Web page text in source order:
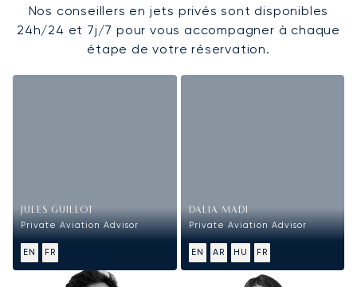
Nos conseillers en jets privés sont disponibles
24h/24 et 7j/7 pour vous accompagner à chaque
étape de votre réservation.
JULES GUILLOT
Private Aviation Advisor
EN FR
DALIA MADI
Private Aviation Advisor
EN AR HU FR